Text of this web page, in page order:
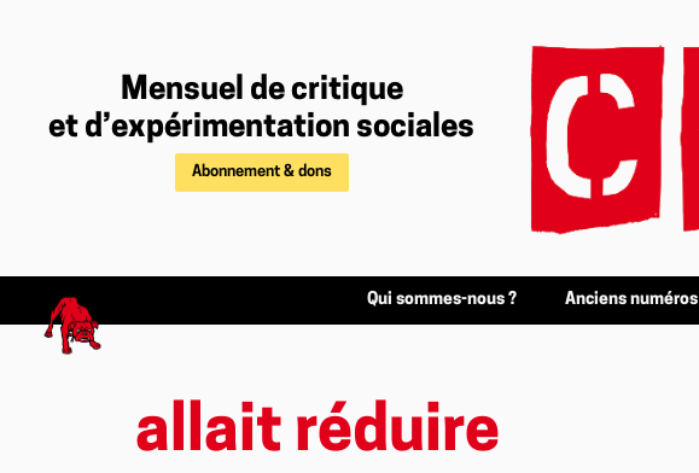
Mensuel de critique
et d’expérimentation sociales
Abonnement & dons
Qui sommes-nous ? Anciens numéros
allait réduire